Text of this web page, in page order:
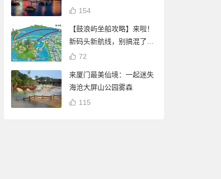
154
【鼓浪屿坐船攻略】来啦！
新码头新航线，别搞混了
哦！72
来厦门最美仙境：一起迷失
海沧大屏山公园雾森
115